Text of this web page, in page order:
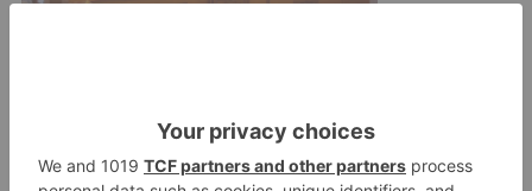
atropellada cuando cruzaba por un paso de
peatones de la calle León. El conductor se dio a